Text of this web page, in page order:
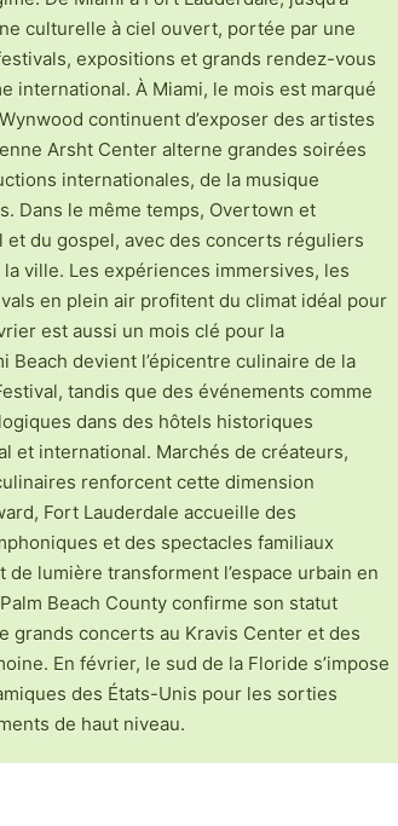
culturelle à ciel ouvert, portée par une
expositions et grands rendez-vous
international. À Miami, le mois est marqué
continuent d’exposer des artistes
Arsht Center alterne grandes soirées
internationales, de la musique
Dans le même temps, Overtown et
du gospel, avec des concerts réguliers
ville. Les expériences immersives, les
en plein air profitent du climat idéal pour
est aussi un mois clé pour la
Beach devient l’épicentre culinaire de la
tandis que des événements comme
dans des hôtels historiques
et international. Marchés de créateurs,
renforcent cette dimension
Fort Lauderdale accueille des
et des spectacles familiaux
de lumière transforment l’espace urbain en
Beach County confirme son statut
grands concerts au Kravis Center et des
En février, le sud de la Floride s’impose
des États-Unis pour les sorties
de haut niveau.